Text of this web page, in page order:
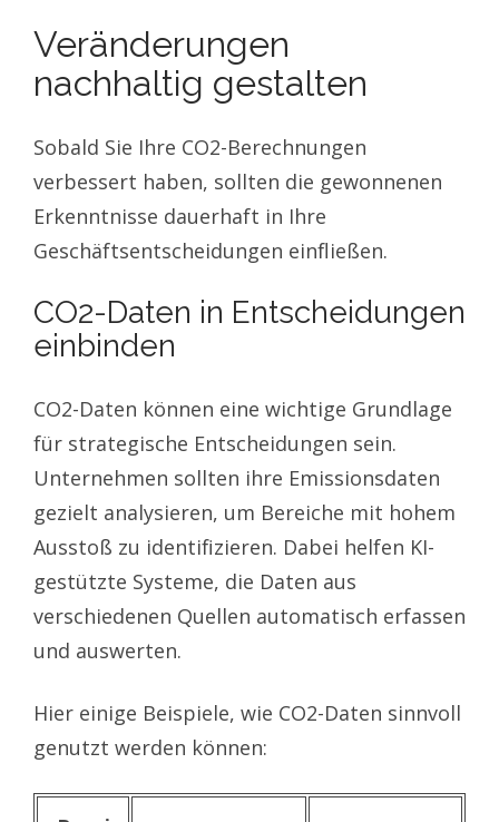
Veränderungen
nachhaltig gestalten
Sobald Sie Ihre CO2-Berechnungen
verbessert haben, sollten die gewonnenen
Erkenntnisse dauerhaft in Ihre
Geschäftsentscheidungen einfließen.
CO2-Daten in Entscheidungen
einbinden
CO2-Daten können eine wichtige Grundlage
für strategische Entscheidungen sein.
Unternehmen sollten ihre Emissionsdaten
gezielt analysieren, um Bereiche mit hohem
Ausstoß zu identifizieren. Dabei helfen KI-
gestützte Systeme, die Daten aus
verschiedenen Quellen automatisch erfassen
und auswerten.
Hier einige Beispiele, wie CO2-Daten sinnvoll
genutzt werden können: